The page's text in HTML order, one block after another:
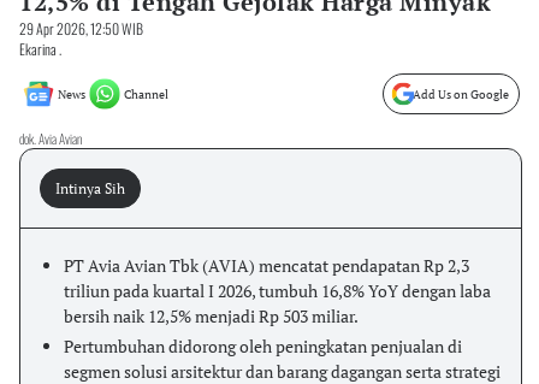
29 Apr 2026, 12:50 WIB
Ekarina .
News Channel Add Us on Google
dok. Avia Avian
Intinya Sih
PT Avia Avian Tbk (AVIA) mencatat pendapatan Rp 2,3
triliun pada kuartal I 2026, tumbuh 16,8% YoY dengan laba
bersih naik 12,5% menjadi Rp 503 miliar.
Pertumbuhan didorong oleh peningkatan penjualan di
segmen solusi arsitektur dan barang dagangan serta strategi